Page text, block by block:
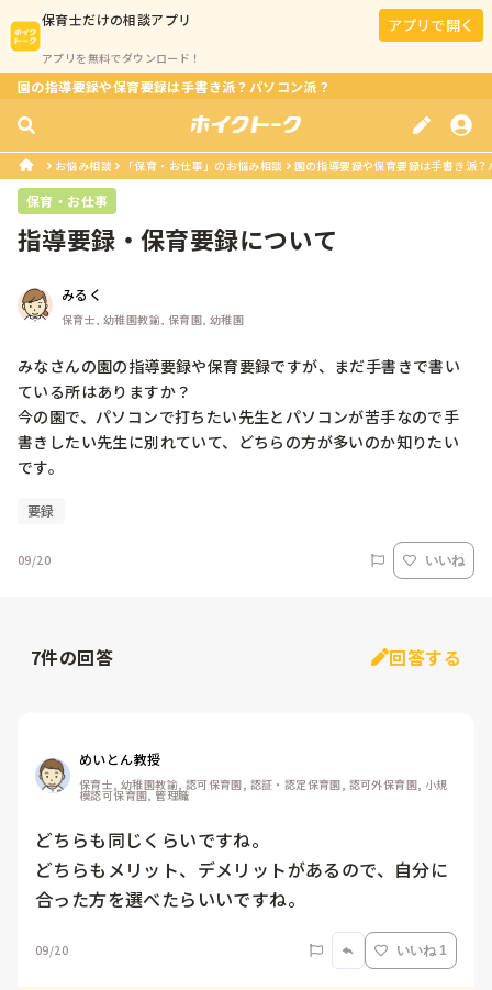
保育士だけの相談アプリ
アプリを無料でダウンロード！
アプリで開く
園の指導要録や保育要録は手書き派？パソコン派？
お悩み相談 「保育・お仕事」のお悩み相談 園の指導要録や保育要録は手書き派
保育・お仕事
指導要録・保育要録について
みるく
保育士, 幼稚園教諭, 保育園, 幼稚園
みなさんの園の指導要録や保育要録ですが、まだ手書きで書い
ている所はありますか？
今の園で、パソコンで打ちたい先生とパソコンが苦手なので手
書きしたい先生に別れていて、どちらの方が多いのか知りたい
です。
要録
09/20 いいね
7件の回答 回答する
めいとん教授
保育士, 幼稚園教諭, 認可保育園, 認証・認定保育園, 認可外保育園, 小規
模認可保育園, 管理職
どちらも同じくらいですね。
どちらもメリット、デメリットがあるので、自分に
合った方を選べたらいいですね。
09/20 いいね 1